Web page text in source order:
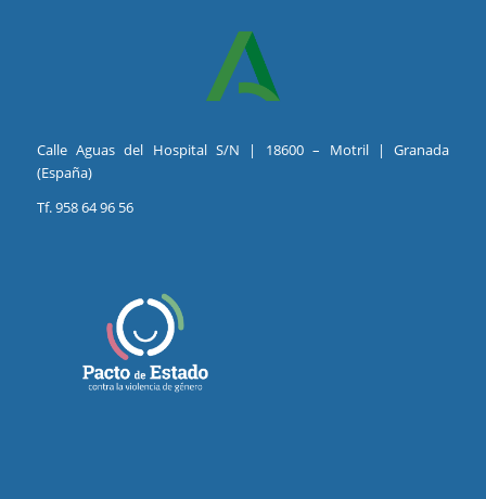
Calle Aguas del Hospital S/N | 18600 – Motril | Granada
(España)
Tf. 958 64 96 56